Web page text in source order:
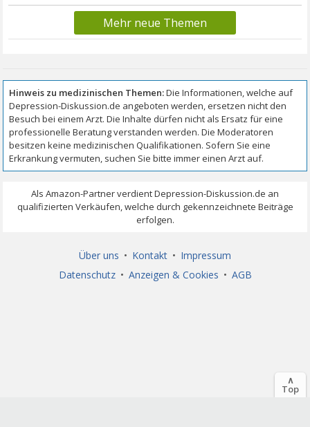
Mehr neue Themen
Über uns • Kontakt • Impressum
Datenschutz • Anzeigen & Cookies • AGB
∧
Top